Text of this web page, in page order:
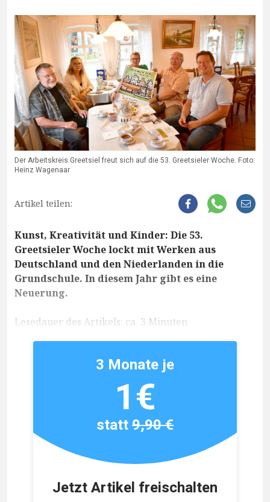
Der Arbeitskreis Greetsiel freut sich auf die 53. Greetsieler Woche. Foto:
Heinz Wagenaar
Artikel teilen:
Kunst, Kreativität und Kinder: Die 53.
Greetsieler Woche lockt mit Werken aus
Deutschland und den Niederlanden in die
Grundschule. In diesem Jahr gibt es eine
Neuerung.
Lesedauer des Artikels: ca. 3 Minuten
Jetzt Artikel freischalten
3 Monate je
1€
statt9,90 €